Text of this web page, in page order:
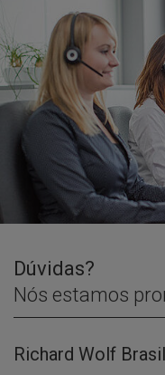
Dúvidas?
Nós estamos
Richard Wolf Brasil